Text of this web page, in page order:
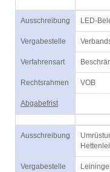
Ausschreibung LED-
Vergabestelle
Verfahrensart
Rechtsrahmen VOB
Abgabefrist
Ausschreibung
Vergabestelle